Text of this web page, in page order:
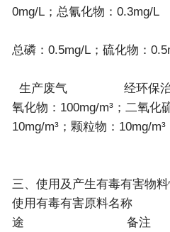
0mg/L；总氰化物：0.3mg/L
总磷：0.5mg/L；硫化物：
生产废气 经环保
氧化物：100mg/m³；二氧化
10mg/m³；颗粒物：10mg/
三、使用及产生有毒有害物
使用有毒有害原
途 备注